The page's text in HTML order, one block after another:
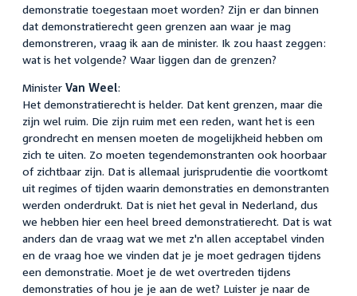
demonstratie toegestaan moet worden? Zijn er dan binnen
dat demonstratierecht geen grenzen aan waar je mag
demonstreren, vraag ik aan de minister. Ik zou haast zeggen:
wat is het volgende? Waar liggen dan de grenzen?
Minister Van Weel:
Het demonstratierecht is helder. Dat kent grenzen, maar die
zijn wel ruim. Die zijn ruim met een reden, want het is een
grondrecht en mensen moeten de mogelijkheid hebben om
zich te uiten. Zo moeten tegendemonstranten ook hoorbaar
of zichtbaar zijn. Dat is allemaal jurisprudentie die voortkomt
uit regimes of tijden waarin demonstraties en demonstranten
werden onderdrukt. Dat is niet het geval in Nederland, dus
we hebben hier een heel breed demonstratierecht. Dat is wat
anders dan de vraag wat we met z'n allen acceptabel vinden
en de vraag hoe we vinden dat je je moet gedragen tijdens
een demonstratie. Moet je de wet overtreden tijdens
demonstraties of hou je je aan de wet? Luister je naar de